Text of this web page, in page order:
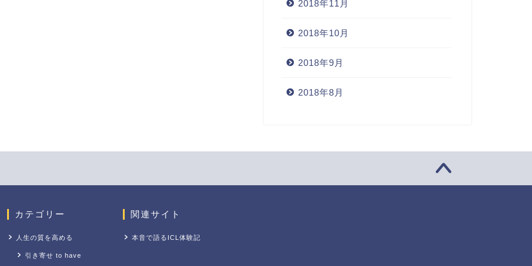
2018年11月
2018年10月
2018年9月
2018年8月
カテゴリー
人生の質を高める
引き寄せ to have
関連サイト
本音で語るICL体験記